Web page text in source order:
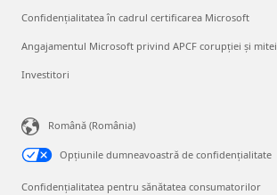
Confidențialitatea în cadrul certificarea Microsoft
Angajamentul Microsoft privind APCF corupției și mitei
Investitori
Română (România)
Opțiunile dumneavoastră de confidențialitate
Confidențialitatea pentru sănătatea consumatorilor